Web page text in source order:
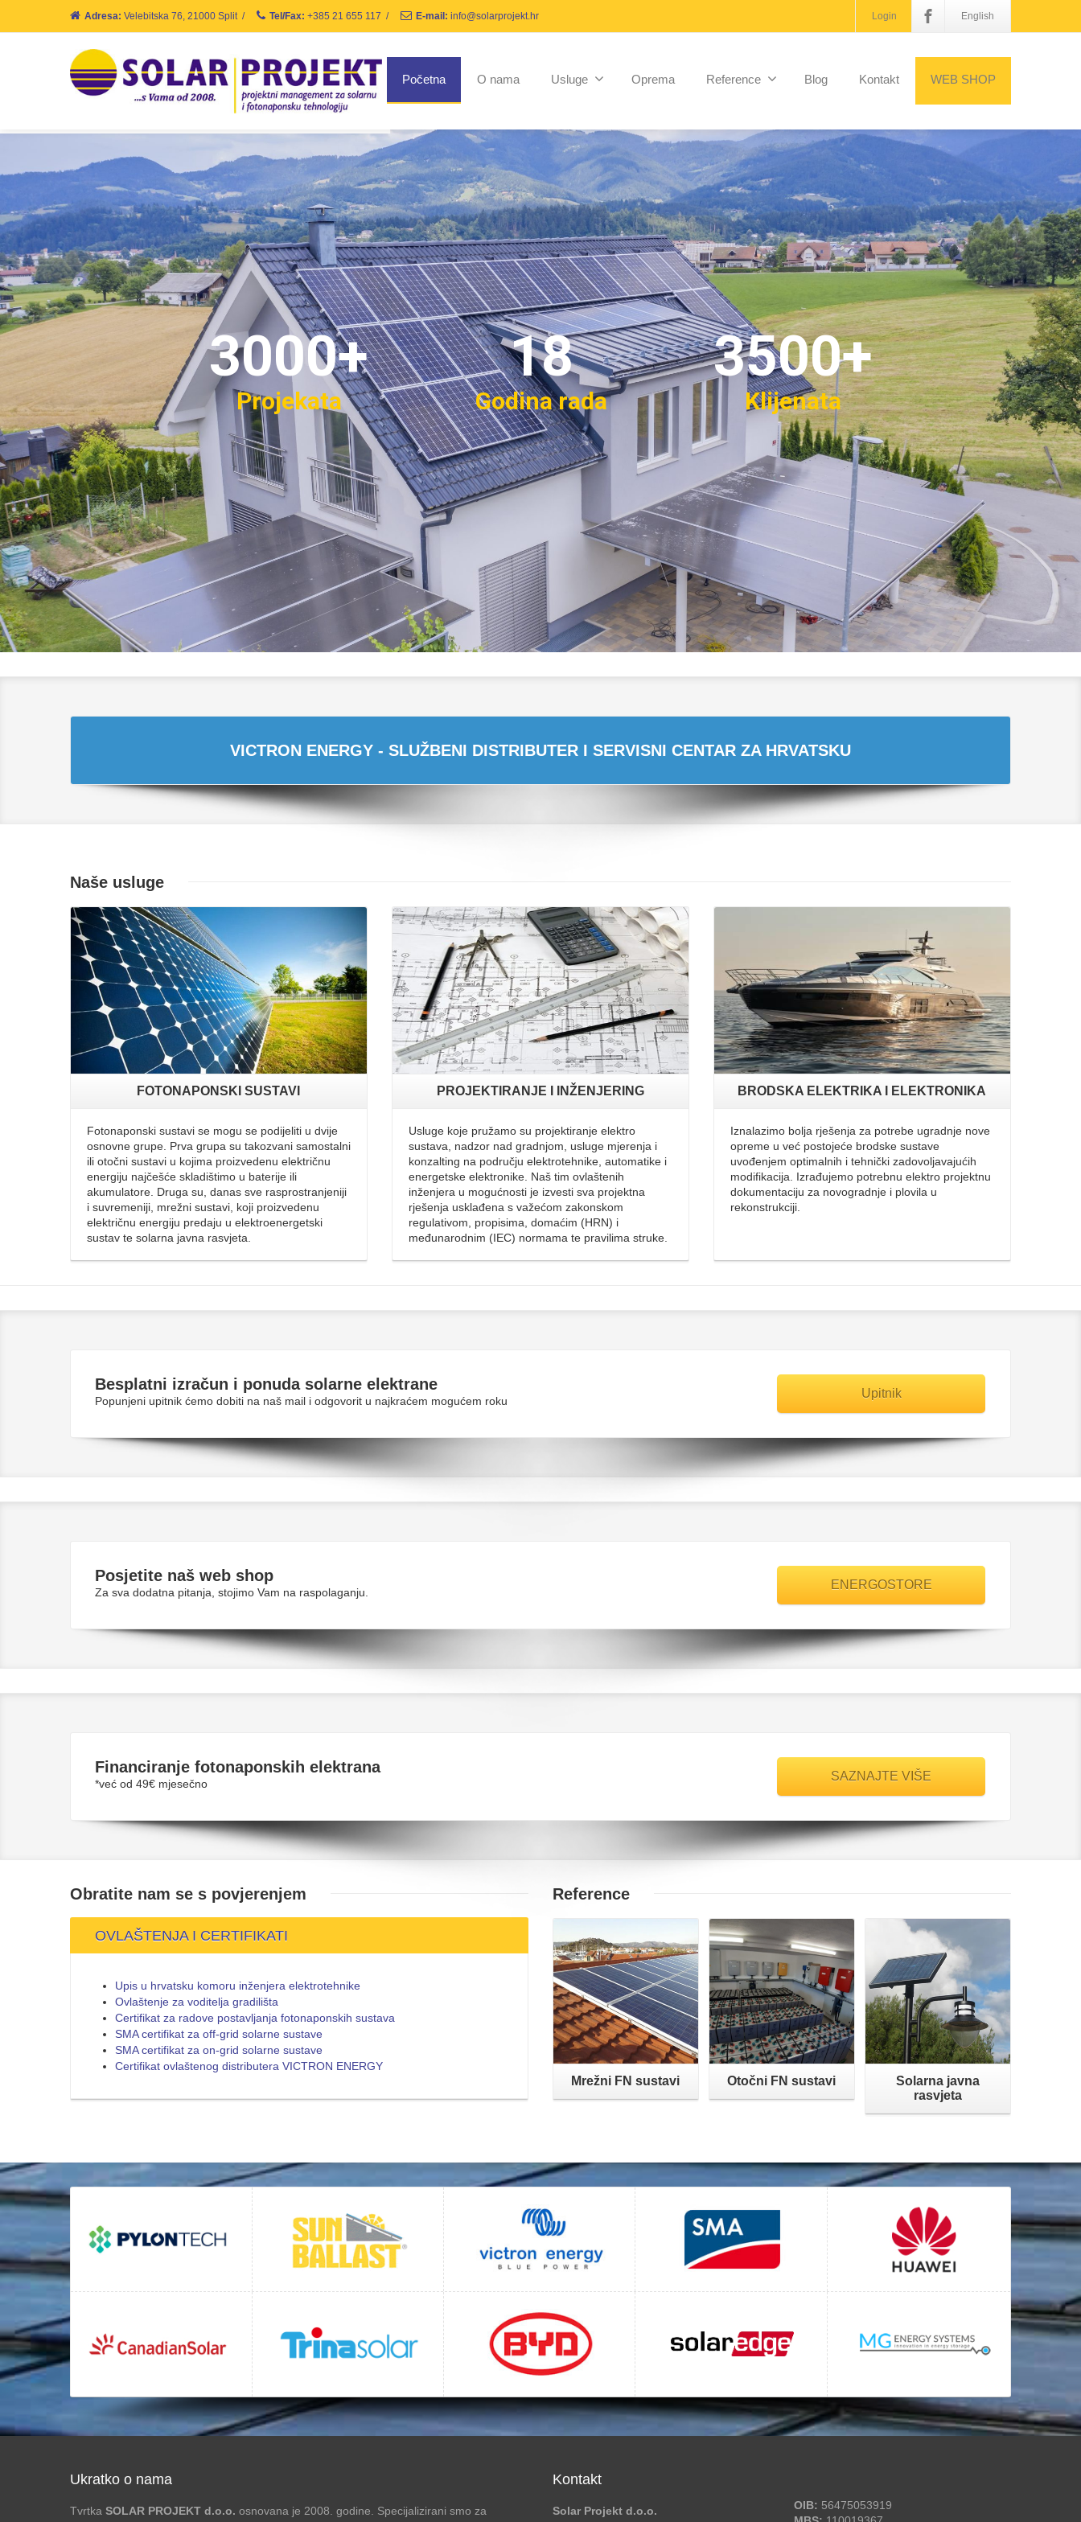
Adresa: Velebitska 76, 21000 Split / Tel/Fax: +385 21 655 117 / E-mail: info@solarprojekt.hr Login English
Početna O nama Usluge Oprema Reference Blog Kontakt WEB SHOP
3000+
Projekata
18
Godina rada
3500+
Klijenata
VICTRON ENERGY - SLUŽBENI DISTRIBUTER I SERVISNI CENTAR ZA HRVATSKU
Naše usluge
Opširnije
FOTONAPONSKI SUSTAVI
Fotonaponski sustavi se mogu se podijeliti u dvije
osnovne grupe. Prva grupa su takozvani samostalni
ili otočni sustavi u kojima proizvedenu električnu
energiju najčešće skladištimo u baterije ili
akumulatore. Druga su, danas sve rasprostranjeniji
i suvremeniji, mrežni sustavi, koji proizvedenu
električnu energiju predaju u elektroenergetski
sustav te solarna javna rasvjeta.
Opširnije
PROJEKTIRANJE I INŽENJERING
Usluge koje pružamo su projektiranje elektro
sustava, nadzor nad gradnjom, usluge mjerenja i
konzalting na području elektrotehnike, automatike i
energetske elektronike. Naš tim ovlaštenih
inženjera u mogućnosti je izvesti sva projektna
rješenja usklađena s važećom zakonskom
regulativom, propisima, domaćim (HRN) i
međunarodnim (IEC) normama te pravilima struke.
BRODSKA ELEKTRIKA I ELEKTRONIKA
Iznalazimo bolja rješenja za potrebe ugradnje nove
opreme u već postojeće brodske sustave
uvođenjem optimalnih i tehnički zadovoljavajućih
modifikacija. Izrađujemo potrebnu elektro projektnu
dokumentaciju za novogradnje i plovila u
rekonstrukciji.
Besplatni izračun i ponuda solarne elektrane
Popunjeni upitnik ćemo dobiti na naš mail i odgovorit u najkraćem mogućem roku
Upitnik
Posjetite naš web shop
Za sva dodatna pitanja, stojimo Vam na raspolaganju.
ENERGOSTORE
Financiranje fotonaponskih elektrana
*već od 49€ mjesečno
SAZNAJTE VIŠE
Obratite nam se s povjerenjem
OVLAŠTENJA I CERTIFIKATI
Upis u hrvatsku komoru inženjera elektrotehnike
Ovlaštenje za voditelja gradilišta
Certifikat za radove postavljanja fotonaponskih sustava
SMA certifikat za off-grid solarne sustave
SMA certifikat za on-grid solarne sustave
Certifikat ovlaštenog distributera VICTRON ENERGY
Reference
Opširnije
Mrežni FN sustavi
Opširnije
Otočni FN sustavi
Opširnije
Solarna javna
rasvjeta
Ukratko o nama
Tvrtka SOLAR PROJEKT d.o.o. osnovana je 2008. godine. Specijalizirani smo za
Kontakt
Solar Projekt d.o.o.
OIB: 56475053919